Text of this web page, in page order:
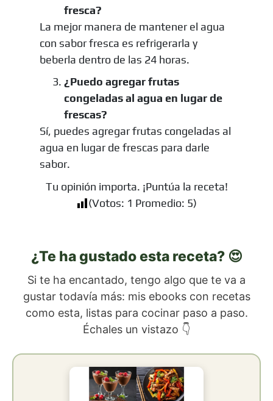
fresca?
La mejor manera de mantener el agua
con sabor fresca es refrigerarla y
beberla dentro de las 24 horas.
¿Puedo agregar frutas
congeladas al agua en lugar de
frescas?
Sí, puedes agregar frutas congeladas al
agua en lugar de frescas para darle
sabor.
Tu opinión importa. ¡Puntúa la receta!
(Votos: 1 Promedio: 5)
¿Te ha gustado esta receta? 😍
Si te ha encantado, tengo algo que te va a
gustar todavía más: mis ebooks con recetas
como esta, listas para cocinar paso a paso.
Échales un vistazo 👇